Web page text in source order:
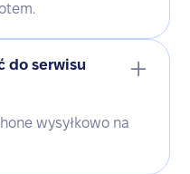
do serwisu
wysyłkowo na